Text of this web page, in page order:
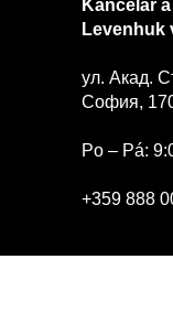
Kancelář
Levenhuk
ул. Акад.
София,
Po – Pá:
+359 888